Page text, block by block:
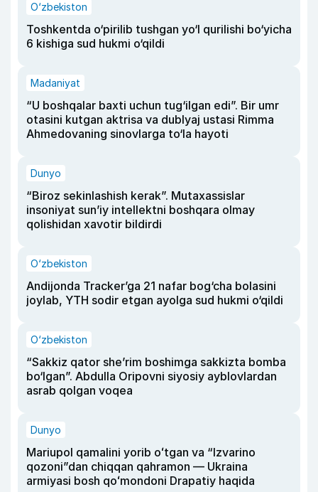
O‘zbekiston
Toshkentda o‘pirilib tushgan yo‘l qurilishi bo‘yicha
6 kishiga sud hukmi o‘qildi
Madaniyat
“U boshqalar baxti uchun tug‘ilgan edi”. Bir umr
otasini kutgan aktrisa va dublyaj ustasi Rimma
Ahmedovaning sinovlarga to‘la hayoti
Dunyo
“Biroz sekinlashish kerak”. Mutaxassislar
insoniyat sun’iy intellektni boshqara olmay
qolishidan xavotir bildirdi
O‘zbekiston
Andijonda Tracker’ga 21 nafar bog‘cha bolasini
joylab, YTH sodir etgan ayolga sud hukmi o‘qildi
O‘zbekiston
“Sakkiz qator she’rim boshimga sakkizta bomba
bo‘lgan”. Abdulla Oripovni siyosiy ayblovlardan
asrab qolgan voqea
Dunyo
Mariupol qamalini yorib oʻtgan va “Izvarino
qozoni”dan chiqqan qahramon — Ukraina
armiyasi bosh qoʻmondoni Drapatiy haqida